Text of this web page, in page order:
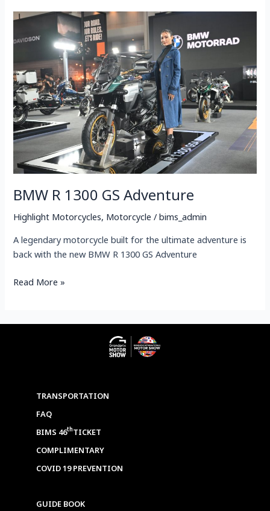
BMW R 1300 GS Adventure
Highlight Motorcycles, Motorcycle /bims_admin
A legendary motorcycle built for the ultimate adventure is
back with the new BMW R 1300 GS Adventure
BMW
1300
Adventure
Read More »
TRANSPORTATION
FAQ
BIMS 46thTICKET
COMPLIMENTARY
COVID 19 PREVENTION
GUIDE BOOK